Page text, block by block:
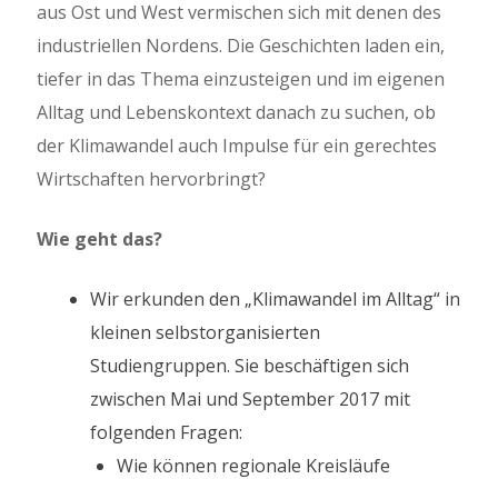
aus Ost und West vermischen sich mit denen des
industriellen Nordens. Die Geschichten laden ein,
tiefer in das Thema einzusteigen und im eigenen
Alltag und Lebenskontext danach zu suchen, ob
der Klimawandel auch Impulse für ein gerechtes
Wirtschaften hervorbringt?
Wie geht das?
Wir erkunden den „Klimawandel im Alltag“ in
kleinen selbstorganisierten
Studiengruppen. Sie beschäftigen sich
zwischen Mai und September 2017 mit
folgenden Fragen:
Wie können regionale Kreisläufe